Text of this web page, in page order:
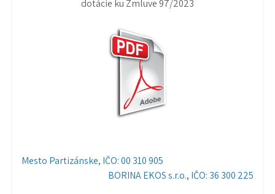
dotácie ku Zmluve 97/2023
Navigácia
Mesto Partizánske, IČO: 00 310 905
BORINA EKOS s.r.o., IČO: 36 300 225